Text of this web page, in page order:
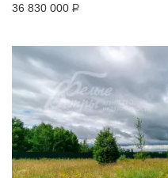
36 830 000 Р